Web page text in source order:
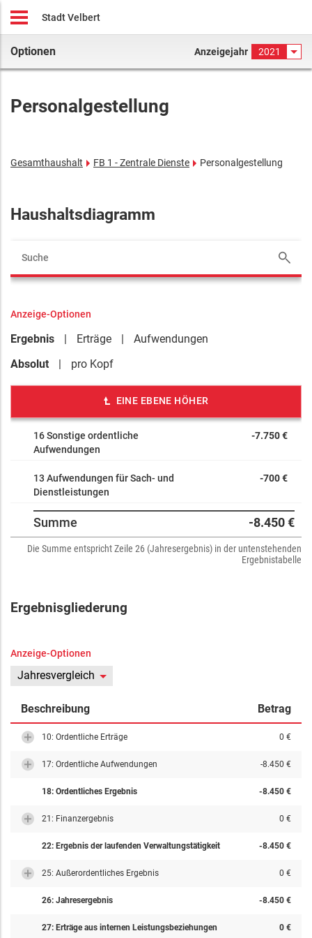
Stadt Velbert
Optionen Anzeigejahr 2021
Personalgestellung
Gesamthaushalt FB 1 - Zentrale Dienste Personalgestellung
Haushaltsdiagramm
Anzeige-Optionen
Ergebnis Erträge
Aufwendungen
Absolut
pro Kopf
EINE EBENE HÖHER
16 Sonstige ordentliche
Aufwendungen
-7.750 €
13 Aufwendungen für Sach- und
Dienstleistungen
-700 €
Summe -8.450 €
Die Summe entspricht Zeile 26 (Jahresergebnis) in der untenstehenden
Ergebnistabelle
Ergebnisgliederung
Anzeige-Optionen
Jahresvergleich
Beschreibung Betrag
10: Ordentliche Erträge 0 €
17: Ordentliche Aufwendungen -8.450 €
18: Ordentliches Ergebnis -8.450 €
21: Finanzergebnis 0 €
22: Ergebnis der laufenden Verwaltungstätigkeit -8.450 €
25: Außerordentliches Ergebnis 0 €
26: Jahresergebnis -8.450 €
27: Erträge aus internen Leistungsbeziehungen 0 €